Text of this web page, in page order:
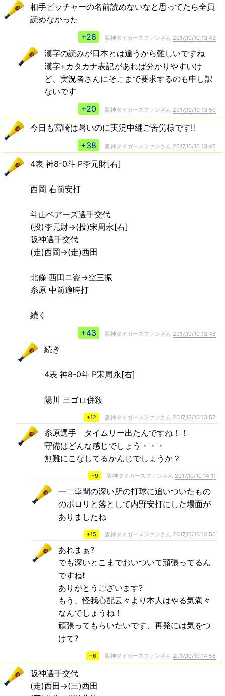
相手ピッチャーの名前読めないなと思ってたら全員
読めなかった
+26
阪神タイガースファンさん 2017,10/10 13:43
漢字の読みが日本とは違うから難しいですね
漢字+カタカナ表記があれば分かりやすいけ
ど、実況者さんにそこまで要求するのも申し訳
ないです
+20
阪神タイガースファンさん 2017,10/10 13:50
今日も宮崎は暑いのに実況中継ご苦労様です‼
+38
阪神タイガースファンさん 2017,10/10 13:46
4表 神8-0斗 P李元財[右]
西岡 右前安打
斗山ベアーズ選手交代
(投)李元財→(投)宋周永[右]
阪神選手交代
(走)西岡→(走)西田
北條 西田ニ盗→空三振
糸原 中前適時打
続く
+43
阪神タイガースファンさん 2017,10/10 13:48
続き
4表 神8-0斗 P宋周永[右]
陽川 三ゴロ併殺
+12 阪神タイガースファンさん 2017,10/10 13:52
糸原選手 タイムリー出たんですね！！
守備はどんな感じでしょう・・・
無難にこなしてるかんじでしょうか？
+9 阪神タイガースファンさん 2017,10/10 14:11
一二塁間の深い所の打球に追いついたもの
のポロリと落として内野安打にした場面が
ありましたね
+15 阪神タイガースファンさん 2017,10/10 14:50
あれまぁ?
でも深いとこまでおいついて頑張ってるん
ですね❗️
ありがとうございます?
もう、怪我心配云々より本人はやる気満々
なんでしょうね！
頑張ってもらいたいです、再発には気をつ
けて?
+6 阪神タイガースファンさん 2017,10/10 14:58
阪神選手交代
(走)西田→(三)西田